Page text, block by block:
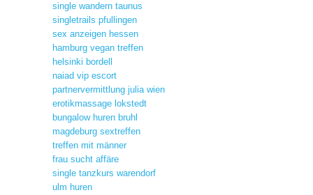
single wandern taunus
singletrails pfullingen
sex anzeigen hessen
hamburg vegan treffen
helsinki bordell
naiad vip escort
partnervermittlung julia wien
erotikmassage lokstedt
bungalow huren bruhl
magdeburg sextreffen
treffen mit männer
frau sucht affäre
single tanzkurs warendorf
ulm huren